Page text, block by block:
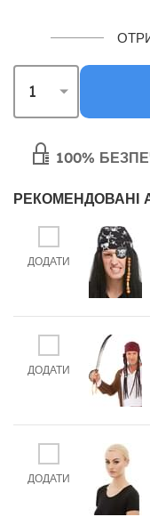
100%
РЕКОМЕНДОВАНІ
ДОДАТИ
ДОДАТИ
ДОДАТИ